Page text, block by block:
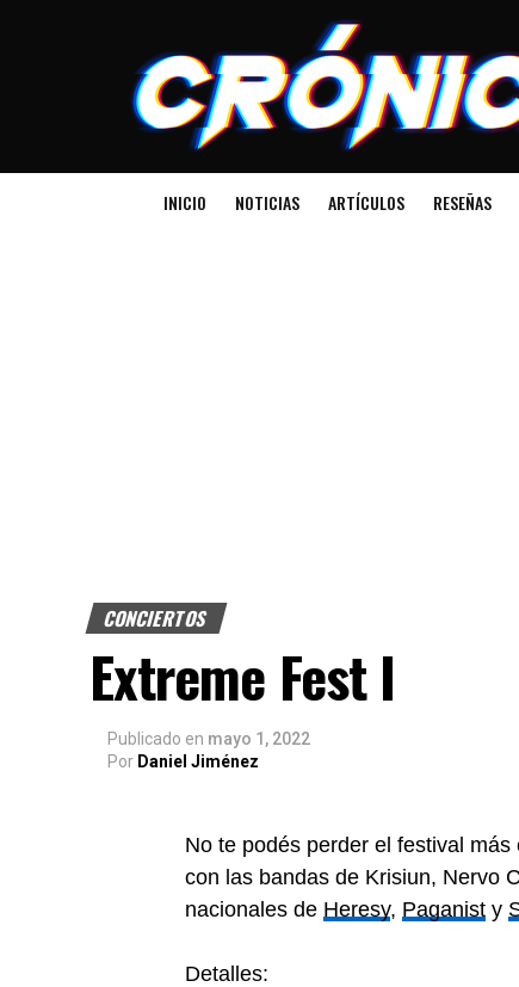
INICIO NOTICIAS ARTÍCULOS RESEÑAS
CONCIERTOS
Extreme Fest I
Publicado en mayo 1, 2022
Por Daniel Jiménez
No te podés perder el festival
con las bandas de Krisiun, Nervo
nacionales de Heresy, Paganist y
Detalles: